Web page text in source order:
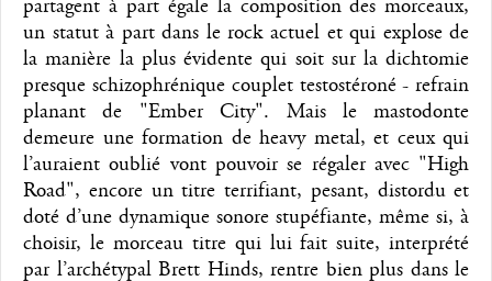
partagent à part égale la composition des morceaux,
un statut à part dans le rock actuel et qui explose de
la manière la plus évidente qui soit sur la dichtomie
presque schizophrénique couplet testostéroné - refrain
planant de "Ember City". Mais le mastodonte
demeure une formation de heavy metal, et ceux qui
l’auraient oublié vont pouvoir se régaler avec "High
Road", encore un titre terrifiant, pesant, distordu et
doté d’une dynamique sonore stupéfiante, même si, à
choisir, le morceau titre qui lui fait suite, interprété
par l’archétypal Brett Hinds, rentre bien plus dans le